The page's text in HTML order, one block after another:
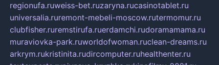
regionufa.ruweiss-bet.ruzaryna.rucasinotablet.ru
universalia.ruremont-mebeli-moscow.rutermomur.ru
clubfisher.ruremstirufa.ruerdamchi.rudoramamama.ru
muraviovka-park.ruworldofwoman.ruclean-dreams.ru
arkrym.rukristinita.rudircomputer.ruhealthenter.ru